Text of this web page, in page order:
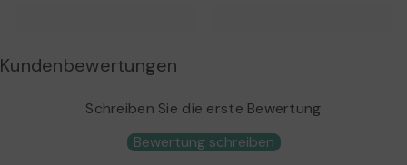
Kundenbewertungen
Schreiben Sie die erste Bewertung
Bewertung schreiben